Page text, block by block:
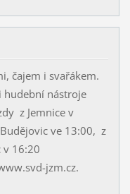
čajem i svařákem.
hudební nástroje
z Jemnice v
ve 13:00, z
v 16:20
jzm.cz.